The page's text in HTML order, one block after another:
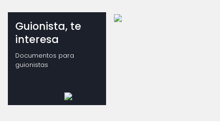
Guionista, te
interesa
Documentos para
guionistas